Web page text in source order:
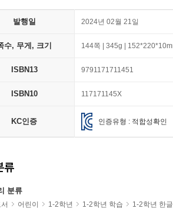
발행일 2024년 02월 21일
수, 무게, 크기 144쪽 | 345g |
ISBN13 9791171711451
ISBN10 117171145X
KC인증 인증유형 : 적합성확인
류
분류
어린이 1-2학년 1-2학년 학습
1-2학년 한